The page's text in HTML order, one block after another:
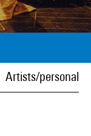
Artists/